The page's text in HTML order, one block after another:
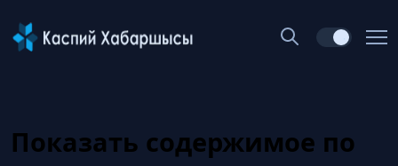
Показать содержимое по